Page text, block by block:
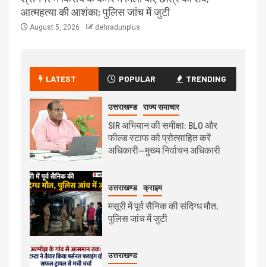
आत्महत्या की आशंका; पुलिस जांच में जुटी
August 5, 2026 dehradunplus
LATEST POPULAR TRENDING
उत्तराखण्ड राज्य समाचार
SIR अभियान की समीक्षा: BLO और
फील्ड स्टाफ को प्रोत्साहित करें
अधिकारी—मुख्य निर्वाचन अधिकारी
उत्तराखण्ड क्राइम
मसूरी में पूर्व सैनिक की संदिग्ध मौत,
पुलिस जांच में जुटी
उत्तराखण्ड